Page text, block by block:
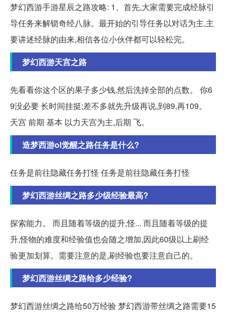
梦幻西游手游星辰之路攻略: 1、首先,大家需要完成经脉引
导任务来解锁奇经八脉。最开始的引导任务以对话为主,主
要讲述经脉的由来,相信各位小伙伴都可以轻松完。
梦幻西游天宫之路
先看看你这个区的果子多少钱,然后洗掉全部的点数。 你6
9没必要 长时间挂挺;差不多就先升级再说,到89,再109。
天宫 前期 基本 以力天宫为主,后期 飞。
造梦西游ol觉醒之路任务是什么?
任务是前往隐藏任务打怪 任务是前往隐藏任务打怪
梦幻西游丝绸之路多少级经验最高?
探索能力。 而且随着等级的提升,怪... 而且随着等级的提
升,怪物的难度和经验值也会随之增加,因此60级以上刷经
验更加划算。需要注意的是,刷经验也要注意自己的。
梦幻西游丝绸之路给多少经验?
梦幻西游丝绸之路给50万经验 梦幻西游带丝绸之路需要15